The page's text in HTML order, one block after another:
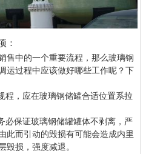
：
售中的一个重要流程，那么玻璃钢
运过程中应该做好哪些工作呢？下
，应在玻璃钢储罐合适位置系拉
保证玻璃钢储罐罐体不剥离，严
此而引动的毁损有可能会造成内里
毁损，强度减退。